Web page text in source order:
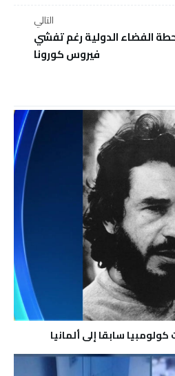
التالي
الفضاء الدولية رغم تفشي
فيروس كورونا
سابقا إلى ألمانيا